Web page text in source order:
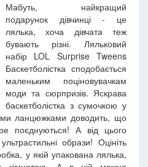
Мабуть, найкращий
подарунок дівчинці - це
лялька, хоча дівчата теж
бувають різні. Ляльковий
набір LOL Surprise Tweens
Баскетболістка сподобається
маленьким поціновувачкам
моди та сюрпризів. Яскрава
баскетболістка з сумочкою у
ланцюжками доводить, що
поєднуються! А від цього
образи! Оцініть
у якій упакована лялька,